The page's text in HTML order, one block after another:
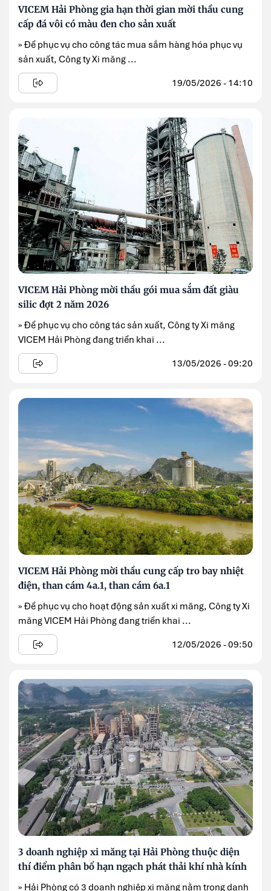
VICEM Hải Phòng gia hạn thời gian mời thầu cung
cấp đá vôi có màu đen cho sản xuất
» Để phục vụ cho công tác mua sắm hàng hóa phục vụ
sản xuất, Công ty Xi măng ...
19/05/2026 - 14:10
VICEM Hải Phòng mời thầu gói mua sắm đất giàu
silic đợt 2 năm 2026
» Để phục vụ cho công tác sản xuất, Công ty Xi măng
VICEM Hải Phòng đang triển khai ...
13/05/2026 - 09:20
VICEM Hải Phòng mời thầu cung cấp tro bay nhiệt
điện, than cám 4a.1, than cám 6a.1
» Để phục vụ cho hoạt động sản xuất xi măng, Công ty Xi
măng VICEM Hải Phòng đang triển khai ...
12/05/2026 - 09:50
3 doanh nghiệp xi măng tại Hải Phòng thuộc diện
thí điểm phân bổ hạn ngạch phát thải khí nhà kính
» Hải Phòng có 3 doanh nghiệp xi măng nằm trong danh